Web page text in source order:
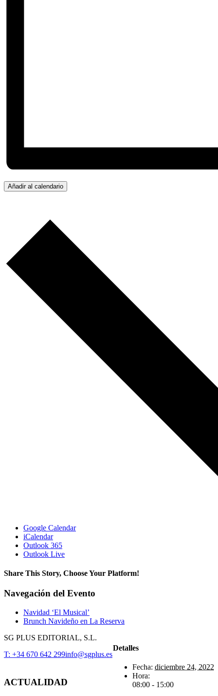
Añadir al calendario
Google Calendar
iCalendar
Outlook 365
Outlook Live
Share This Story, Choose Your Platform!
Facebook
X
Reddit
LinkedIn
WhatsApp
Telegram
Tumblr
Pinterest
Vk
Xing
Correo
electrónico
Navegación del Evento
Navidad ‘El Musical’
Brunch Navideño en La Reserva
Detalles
Fecha: diciembre 24, 2022
Hora:
08:00 - 15:00
SG PLUS EDITORIAL, S.L.
T: +34 670 642 299info@sgplus.es
ACTUALIDAD